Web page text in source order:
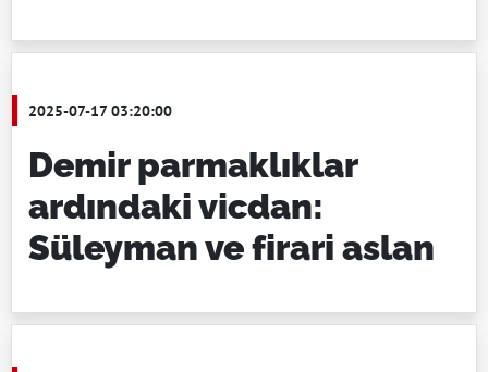
2025-07-17 03:20:00
Demir parmaklıklar
ardındaki vicdan:
Süleyman ve firari aslan